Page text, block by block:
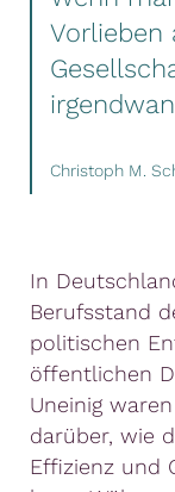
Vorlieben
Christoph M.
In
Berufsstand
politischen
öffentlichen
Uneinig
darüber, wie
Effizienz und